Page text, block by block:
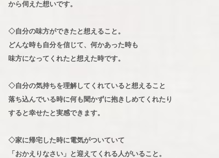
から伺えた想いです。
◇自分の味方ができたと想えること。
どんな時も自分を信じて、何かあった時も
味方になってくれたと想えた時です。
◇自分の気持ちを理解してくれていると想えること
落ち込んでいる時に何も聞かずに抱きしめてくれたり
すると幸せたと実感できます。
◇家に帰宅した時に電気がついていて
「おかえりなさい」と迎えてくれる人がいること。